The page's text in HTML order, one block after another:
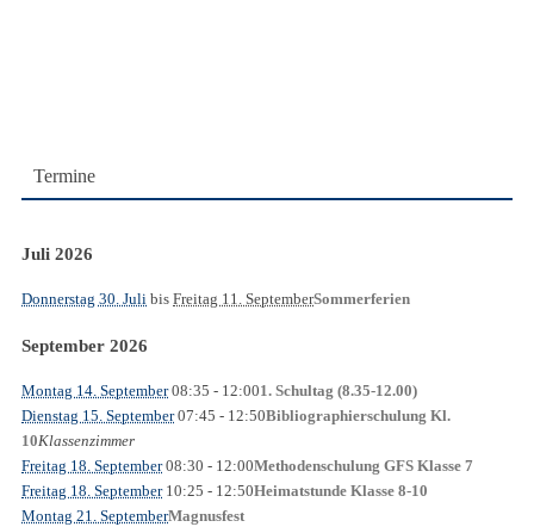
Termine
Juli 2026
Donnerstag 30. Juli bis Freitag 11. SeptemberSommerferien
September 2026
Montag 14. September08:35 - 12:001. Schultag (8.35-12.00)
Dienstag 15. September07:45 - 12:50Bibliographierschulung Kl.
10Klassenzimmer
Freitag 18. September08:30 - 12:00Methodenschulung GFS Klasse 7
Freitag 18. September10:25 - 12:50Heimatstunde Klasse 8-10
Montag 21. SeptemberMagnusfest